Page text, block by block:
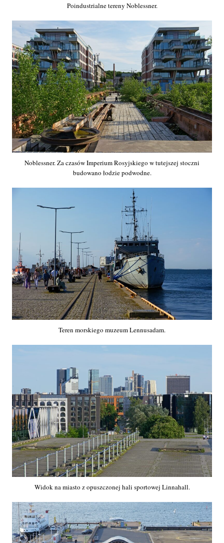
Poindustrialne tereny Noblessner.
Noblessner. Za czasów Imperium Rosyjskiego w tutejszej stoczni
budowano łodzie podwodne.
Teren morskiego muzeum Lennusadam.
Widok na miasto z opuszczonej hali sportowej Linnahall.